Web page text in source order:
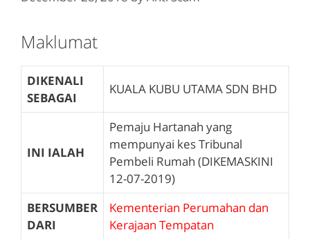
Maklumat
DIKENALI
SEBAGAI
KUALA KUBU UTAMA SDN BHD
INI IALAH
Pemaju Hartanah yang
mempunyai kes Tribunal
Pembeli Rumah (DIKEMASKINI
12-07-2019)
BERSUMBER
DARI
Kementerian Perumahan dan
Kerajaan Tempatan